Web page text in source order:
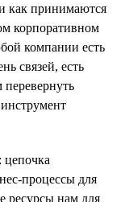
как принимаются
корпоративном
компании есть
связей, есть
перевернуть
цепочка
процессы для
ресурсы нам для